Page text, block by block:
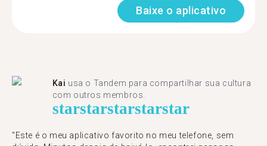
Baixe o aplicativo
Kai usa o Tandem para compartilhar sua cultura
com outros membros.
starstarstarstarstar
"Este é o meu aplicativo favorito no meu telefone, sem